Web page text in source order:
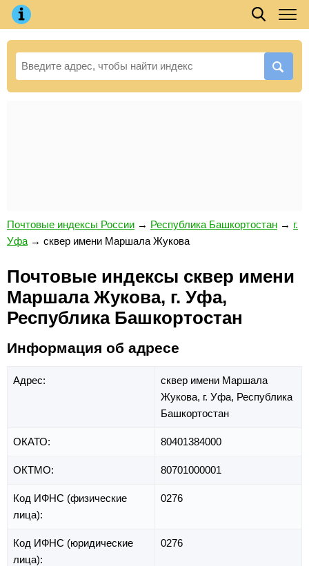
Почтовые индексы России → Республика Башкортостан → г.
Уфа → сквер имени Маршала Жукова
Почтовые индексы сквер имени
Маршала Жукова, г. Уфа,
Республика Башкортостан
Информация об адресе
Адрес:
сквер имени Маршала
Жукова, г. Уфа, Республика
Башкортостан
ОКАТО: 80401384000
ОКТМО: 80701000001
Код ИФНС (физические
лица):
0276
Код ИФНС (юридические
лица):
0276